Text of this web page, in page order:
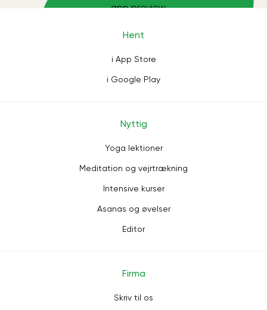
Hent
i App Store
i Google Play
Nyttig
Yoga lektioner
Meditation og vejrtrækning
Intensive kurser
Asanas og øvelser
Editor
Firma
Skriv til os